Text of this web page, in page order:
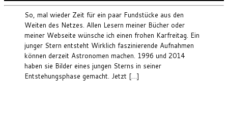
So, mal wieder Zeit für ein paar Fundstücke aus den
Weiten des Netzes. Allen Lesern meiner Bücher oder
meiner Webseite wünsche ich einen frohen Karfreitag. Ein
junger Stern entsteht Wirklich faszinierende Aufnahmen
können derzeit Astronomen machen. 1996 und 2014
haben sie Bilder eines jungen Sterns in seiner
Entstehungsphase gemacht. Jetzt […]